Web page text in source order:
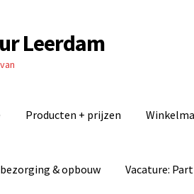
Leerdam
Producten + prijzen
& opbouw Vacature: